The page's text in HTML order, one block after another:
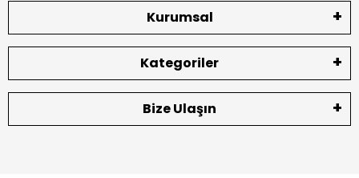
Kurumsal
Kategoriler
Bize Ulaşın